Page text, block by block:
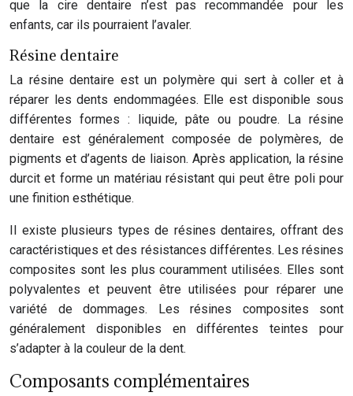
que la cire dentaire n’est pas recommandée pour les
enfants, car ils pourraient l’avaler.
Résine dentaire
La résine dentaire est un polymère qui sert à coller et à
réparer les dents endommagées. Elle est disponible sous
différentes formes : liquide, pâte ou poudre. La résine
dentaire est généralement composée de polymères, de
pigments et d’agents de liaison. Après application, la résine
durcit et forme un matériau résistant qui peut être poli pour
une finition esthétique.
Il existe plusieurs types de résines dentaires, offrant des
caractéristiques et des résistances différentes. Les résines
composites sont les plus couramment utilisées. Elles sont
polyvalentes et peuvent être utilisées pour réparer une
variété de dommages. Les résines composites sont
généralement disponibles en différentes teintes pour
s’adapter à la couleur de la dent.
Composants complémentaires